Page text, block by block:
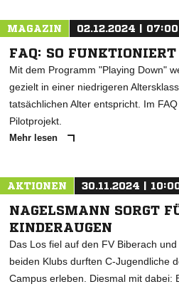
MAGAZIN 02.12.2024 | 07:00
FAQ: SO
Mit dem Programm "Playing Down"
gezielt in einer niedrigeren
tatsächlichen Alter entspricht. Im
Pilotprojekt.
Mehr lesen
AKTIONEN 30.11.2024 |
NAGELSMANN SORGT
KINDERAUGEN
Das Los fiel auf den FV Biberach
beiden Klubs durften C-Jugendliche
Campus erleben. Diesmal mit dabei: